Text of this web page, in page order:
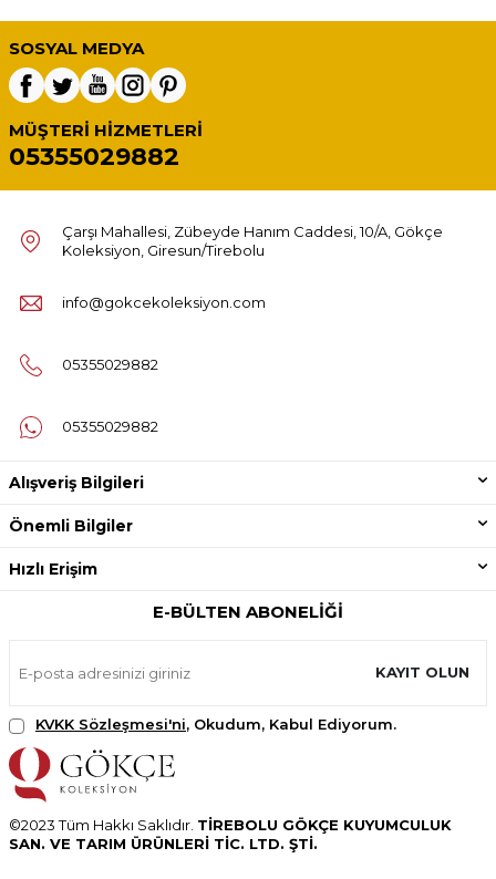
SOSYAL MEDYA
MÜŞTERI HIZMETLERI
05355029882
Çarşı Mahallesi, Zübeyde Hanım Caddesi, 10/A, Gökçe
Koleksiyon, Giresun/Tirebolu
info@gokcekoleksiyon.com
05355029882
05355029882
Alışveriş Bilgileri
Önemli Bilgiler
Hızlı Erişim
E-BÜLTEN ABONELIĞI
KAYIT OLUN
KVKK Sözleşmesi'ni, Okudum, Kabul Ediyorum.
©2023 Tüm Hakkı Saklıdır. TİREBOLU GÖKÇE KUYUMCULUK
SAN. VE TARIM ÜRÜNLERİ TİC. LTD. ŞTİ.